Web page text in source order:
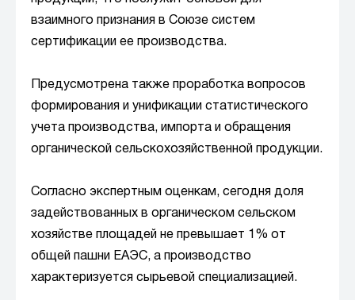
взаимного признания в Союзе систем
сертификации ее производства.
Предусмотрена также проработка вопросов
формирования и унификации статистического
учета производства, импорта и обращения
органической сельскохозяйственной продукции.
Согласно экспертным оценкам, сегодня доля
задействованных в органическом сельском
хозяйстве площадей не превышает 1% от
общей пашни ЕАЭС, а производство
характеризуется сырьевой специализацией.